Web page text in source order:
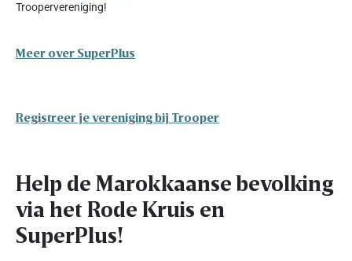
Troopervereniging!
Meer over SuperPlus
Registreer je vereniging bij Trooper
Help de Marokkaanse bevolking
via het Rode Kruis en
SuperPlus!